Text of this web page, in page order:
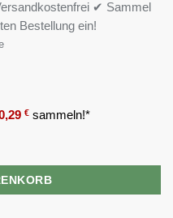
✔ Sammel
Bestellung ein!
€ sammeln!*